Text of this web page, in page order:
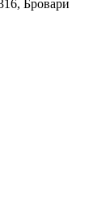
Бровари